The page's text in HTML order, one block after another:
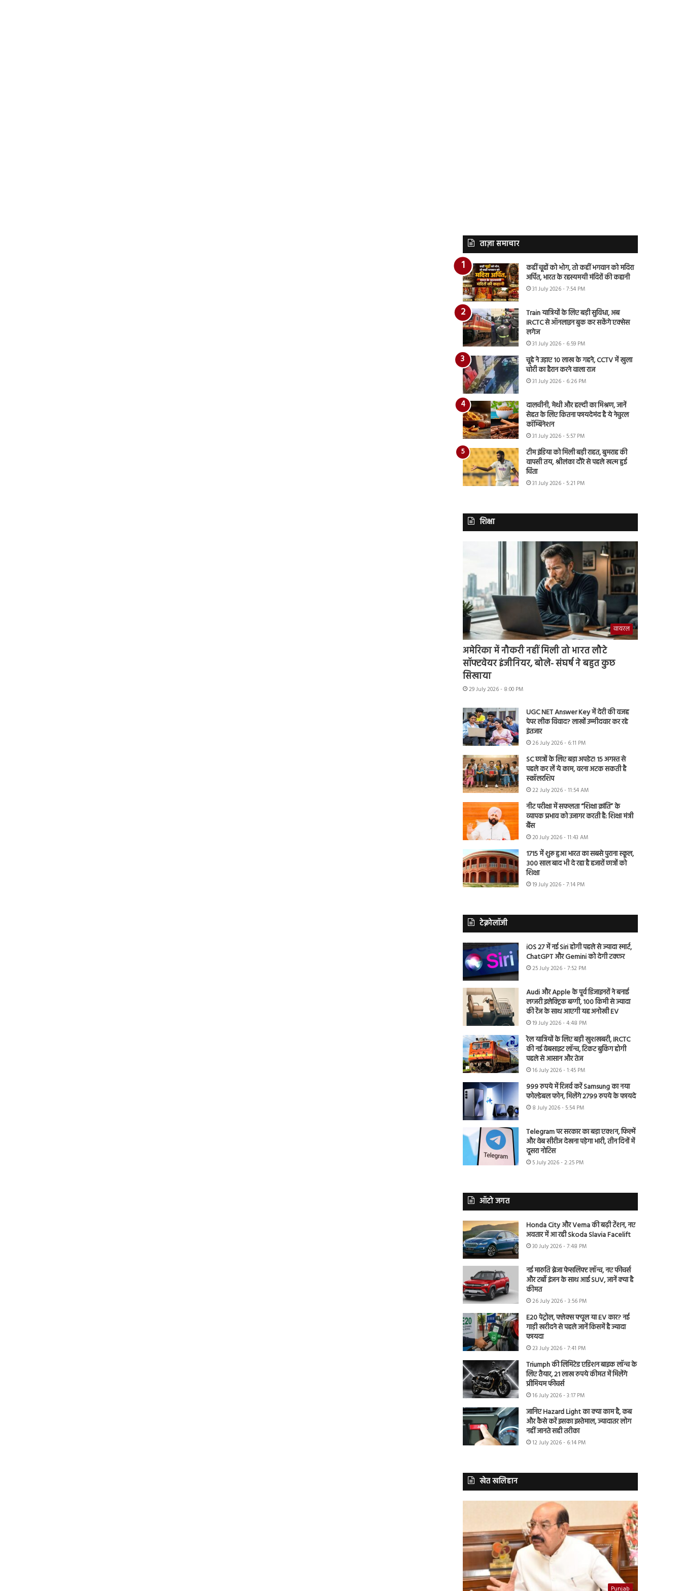
ताज़ा समाचार
कहीं चूहों को भोग, तो कहीं भगवान को मदिरा
अर्पित, भारत के रहस्यमयी मंदिरों की कहानी
31 July 2026 - 7:54 PM
Train यात्रियों के लिए बड़ी सुविधा, अब
IRCTC से ऑनलाइन बुक कर सकेंगे एक्सेस
लगेज
31 July 2026 - 6:59 PM
चूहे ने उड़ाए 10 लाख के गहने, CCTV में खुला
चोरी का हैरान करने वाला राज
31 July 2026 - 6:26 PM
दालचीनी, मेथी और हल्दी का मिश्रण, जानें
सेहत के लिए कितना फायदेमंद है ये नेचुरल
कॉम्बिनेशन
31 July 2026 - 5:57 PM
टीम इंडिया को मिली बड़ी राहत, बुमराह की
वापसी तय, श्रीलंका दौरे से पहले खत्म हुई
चिंता
31 July 2026 - 5:21 PM
शिक्षा
वायरल
अमेरिका में नौकरी नहीं मिली तो भारत लौटे
सॉफ्टवेयर इंजीनियर, बोले- संघर्ष ने बहुत कुछ
सिखाया
29 July 2026 - 8:00 PM
UGC NET Answer Key में देरी की वजह
पेपर लीक विवाद? लाखों उम्मीदवार कर रहे
इंतजार
26 July 2026 - 6:11 PM
SC छात्रों के लिए बड़ा अपडेट! 15 अगस्त से
पहले कर लें ये काम, वरना अटक सकती है
स्कॉलरशिप
22 July 2026 - 11:54 AM
नीट परीक्षा में सफलता “शिक्षा क्रांति” के
व्यापक प्रभाव को उजागर करती है: शिक्षा मंत्री
बैंस
20 July 2026 - 11:43 AM
1715 में शुरू हुआ भारत का सबसे पुराना स्कूल,
300 साल बाद भी दे रहा है हजारों छात्रों को
शिक्षा
19 July 2026 - 7:14 PM
टेक्नोलॉजी
iOS 27 में नई Siri होगी पहले से ज्यादा स्मार्ट,
ChatGPT और Gemini को देगी टक्कर
25 July 2026 - 7:52 PM
Audi और Apple के पूर्व डिजाइनरों ने बनाई
लग्जरी इलेक्ट्रिक बग्गी, 100 किमी से ज्यादा
की रेंज के साथ आएगी यह अनोखी EV
19 July 2026 - 4:48 PM
रेल यात्रियों के लिए बड़ी खुशखबरी, IRCTC
की नई वेबसाइट लॉन्च, टिकट बुकिंग होगी
पहले से आसान और तेज
16 July 2026 - 1:45 PM
999 रुपये में रिजर्व करें Samsung का नया
फोल्डेबल फोन, मिलेंगे 2799 रुपये के फायदे
8 July 2026 - 5:54 PM
Telegram पर सरकार का बड़ा एक्शन, फिल्में
और वेब सीरीज देखना पड़ेगा भारी, तीन दिनों में
दूसरा नोटिस
5 July 2026 - 2:25 PM
ऑटो जगत
Honda City और Verna की बढ़ी टेंशन, नए
अवतार में आ रही Skoda Slavia Facelift
30 July 2026 - 7:48 PM
नई मारुति ब्रेजा फेसलिफ्ट लॉन्च, नए फीचर्स
और टर्बो इंजन के साथ आई SUV, जानें क्या है
कीमत
26 July 2026 - 3:56 PM
E20 पेट्रोल, फ्लेक्स फ्यूल या EV कार? नई
गाड़ी खरीदने से पहले जानें किसमें है ज्यादा
फायदा
23 July 2026 - 7:41 PM
Triumph की लिमिटेड एडिशन बाइक लॉन्च के
लिए तैयार, 21 लाख रुपये कीमत में मिलेंगे
प्रीमियम फीचर्स
16 July 2026 - 3:17 PM
जानिए Hazard Light का क्या काम है, कब
और कैसे करें इसका इस्तेमाल, ज्यादातर लोग
नहीं जानते सही तरीका
12 July 2026 - 6:14 PM
खेत खलिहान
Punjab